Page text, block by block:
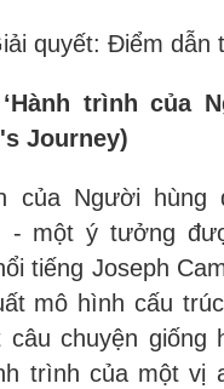
quyết: Điểm dẫn
trình của
Journey)
của Người hùng
- một ý tưởng
tiếng Joseph
mô hình cấu
câu chuyện giống
trình của một vị